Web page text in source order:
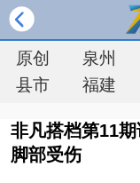
原创 泉州
县市
福建
非凡搭档第11
脚部受伤